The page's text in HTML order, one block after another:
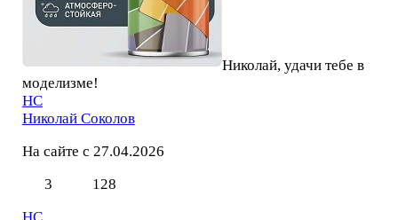
Николай, удачи тебе в
моделизме!
НС
Николай Соколов
На сайте с 27.04.2026
3
128